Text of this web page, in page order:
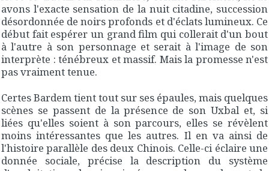
avons l'exacte sensation de la nuit citadine, succession
désordonnée de noirs profonds et d'éclats lumineux. Ce
début fait espérer un grand film qui collerait d'un bout
à l'autre à son personnage et serait à l'image de son
interprète : ténébreux et massif. Mais la promesse n'est
pas vraiment tenue.
Certes Bardem tient tout sur ses épaules, mais quelques
scènes se passent de la présence de son Uxbal et, si
liées qu'elles soient à son parcours, elles se révèlent
moins intéressantes que les autres. Il en va ainsi de
l'histoire parallèle des deux Chinois. Celle-ci éclaire une
donnée sociale, précise la description du système